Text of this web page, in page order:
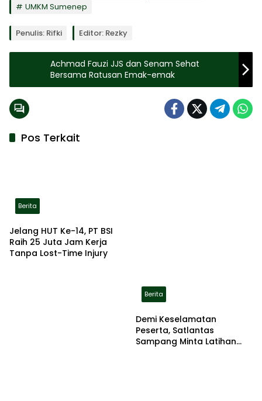
UMKM Sumenep
Penulis: Rifki Editor: Rezky
Achmad Fauzi JJS dan Senam Sehat
Bersama Ratusan Emak-emak
Pos Terkait
Berita
Jelang HUT Ke-14, PT BSI
Raih 25 Juta Jam Kerja
Tanpa Lost-Time Injury
Berita
Demi Keselamatan
Peserta, Satlantas
Sampang Minta Latihan